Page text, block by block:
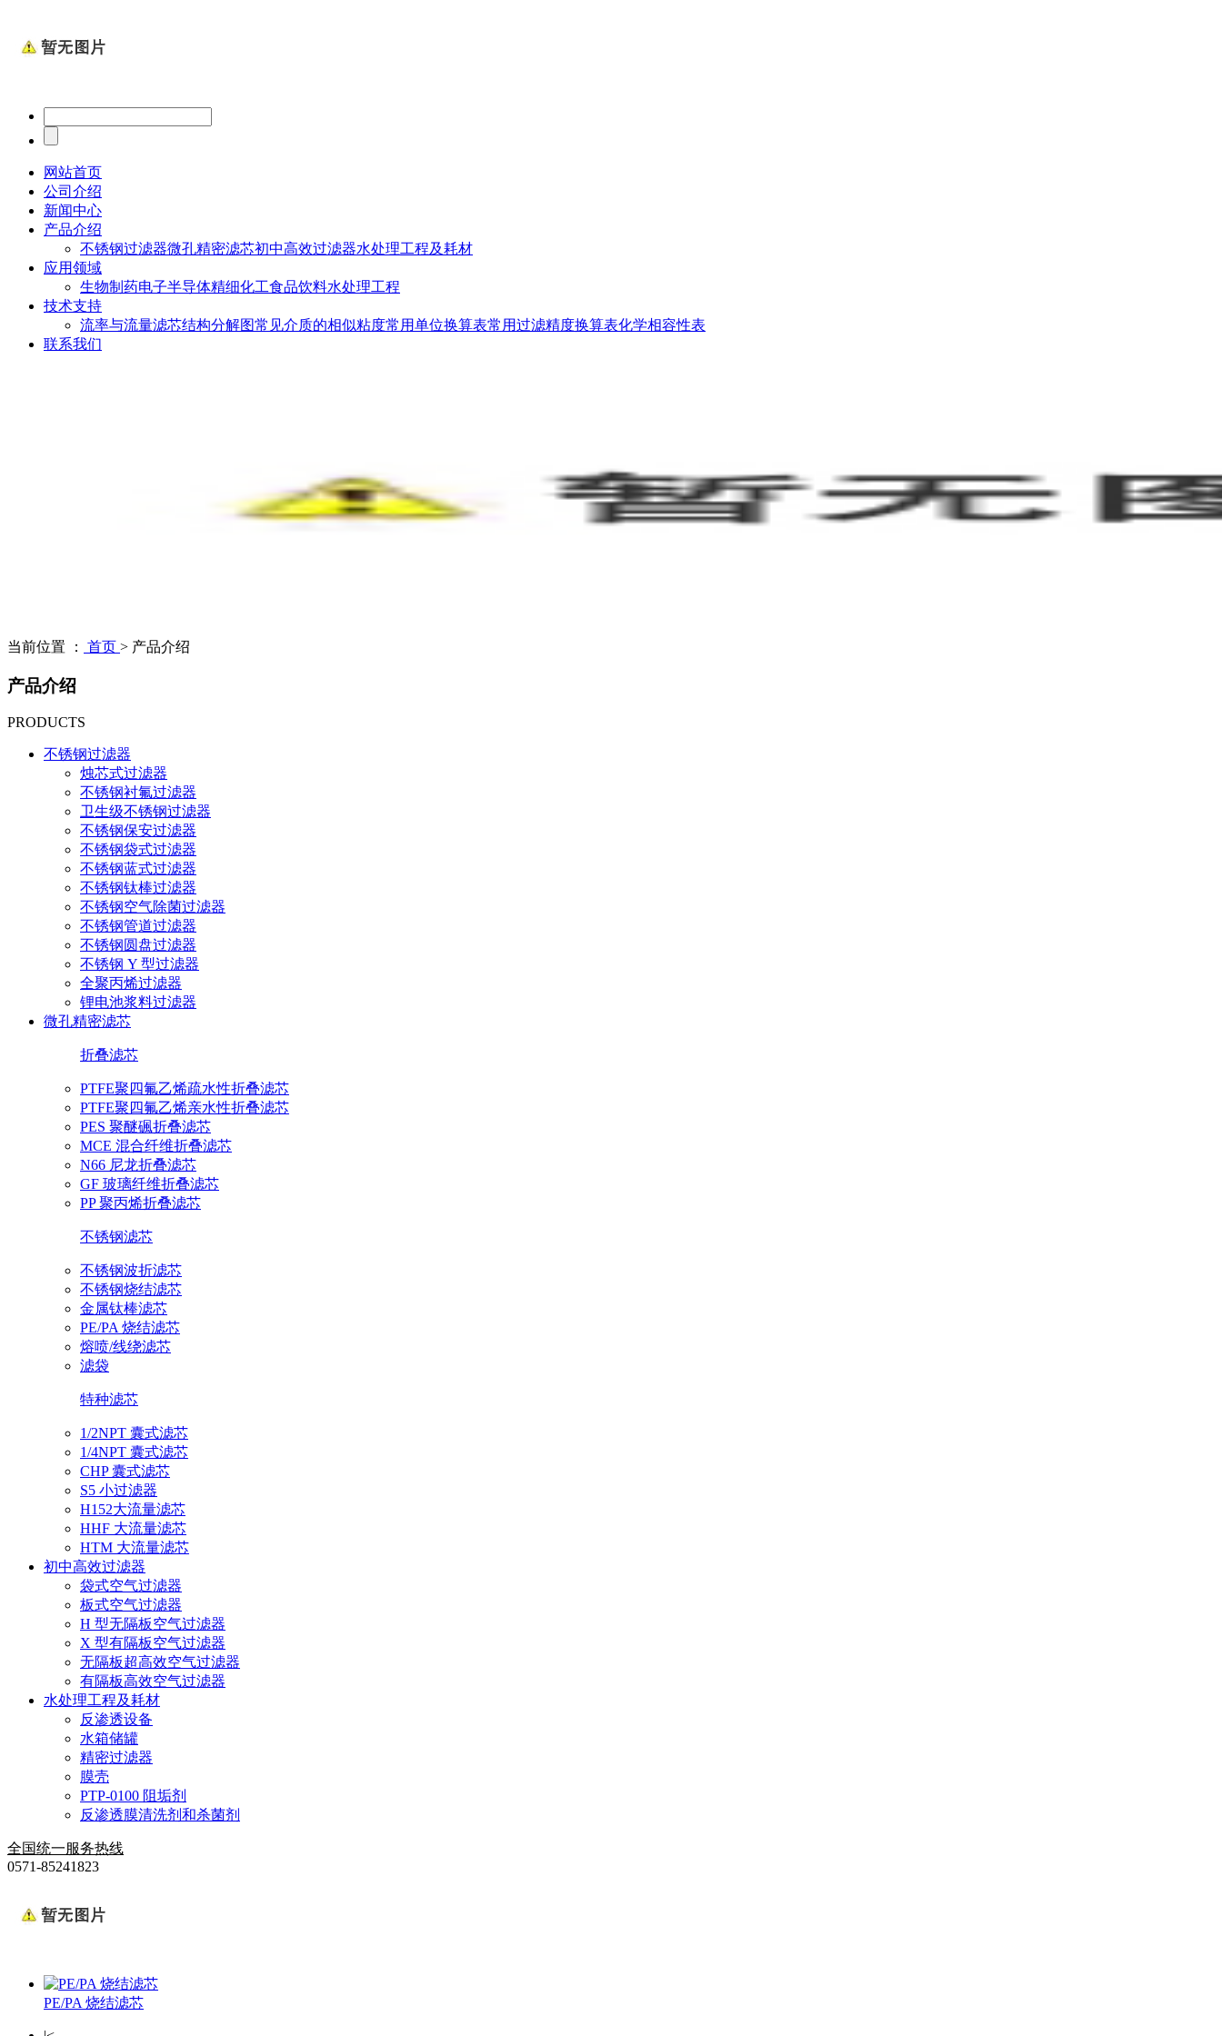
网站首页
公司介绍
新闻中心
产品介绍
不锈钢过滤器微孔精密滤芯初中高效过滤器水处理工程及耗材
应用领域
生物制药电子半导体精细化工食品饮料水处理工程
技术支持
流率与流量滤芯结构分解图常见介质的相似粘度常用单位换算表常用过滤精度换算表化学相容性表
联系我们
当前位置 ： 首页 > 产品介绍
产品介绍
PRODUCTS
不锈钢过滤器
烛芯式过滤器
不锈钢衬氟过滤器
卫生级不锈钢过滤器
不锈钢保安过滤器
不锈钢袋式过滤器
不锈钢蓝式过滤器
不锈钢钛棒过滤器
不锈钢空气除菌过滤器
不锈钢管道过滤器
不锈钢圆盘过滤器
不锈钢 Y 型过滤器
全聚丙烯过滤器
锂电池浆料过滤器
微孔精密滤芯
折叠滤芯
PTFE聚四氟乙烯疏水性折叠滤芯
PTFE聚四氟乙烯亲水性折叠滤芯
PES 聚醚碸折叠滤芯
MCE 混合纤维折叠滤芯
N66 尼龙折叠滤芯
GF 玻璃纤维折叠滤芯
PP 聚丙烯折叠滤芯
不锈钢滤芯
不锈钢波折滤芯
不锈钢烧结滤芯
金属钛棒滤芯
PE/PA 烧结滤芯
熔喷/线绕滤芯
滤袋
特种滤芯
1/2NPT 囊式滤芯
1/4NPT 囊式滤芯
CHP 囊式滤芯
S5 小过滤器
H152大流量滤芯
HHF 大流量滤芯
HTM 大流量滤芯
初中高效过滤器
袋式空气过滤器
板式空气过滤器
H 型无隔板空气过滤器
X 型有隔板空气过滤器
无隔板超高效空气过滤器
有隔板高效空气过滤器
水处理工程及耗材
反渗透设备
水箱储罐
精密过滤器
膜壳
PTP-0100 阻垢剂
反渗透膜清洗剂和杀菌剂
全国统一服务热线
0571-85241823
PE/PA 烧结滤芯